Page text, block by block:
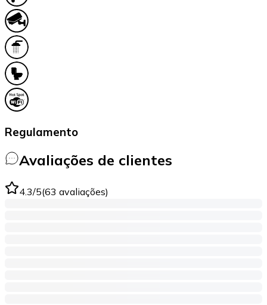
Regulamento
Avaliações de clientes
4.3/5(63 avaliações)